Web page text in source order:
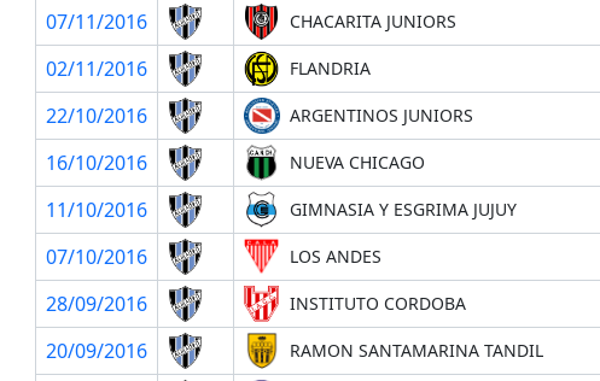
07/11/2016
CHACARITA JUNIORS
02/11/2016
FLANDRIA
22/10/2016
ARGENTINOS JUNIORS
16/10/2016
NUEVA CHICAGO
11/10/2016
GIMNASIA Y ESGRIMA JUJUY
07/10/2016
LOS ANDES
28/09/2016
INSTITUTO CORDOBA
20/09/2016
RAMON SANTAMARINA TANDIL